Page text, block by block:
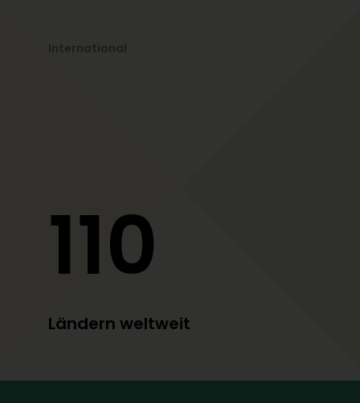
110
Ländern weltweit